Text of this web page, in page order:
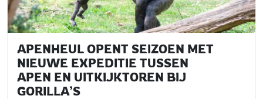
APENHEUL OPENT SEIZOEN MET
NIEUWE EXPEDITIE TUSSEN
APEN EN UITKIJKTOREN BIJ
GORILLA’S